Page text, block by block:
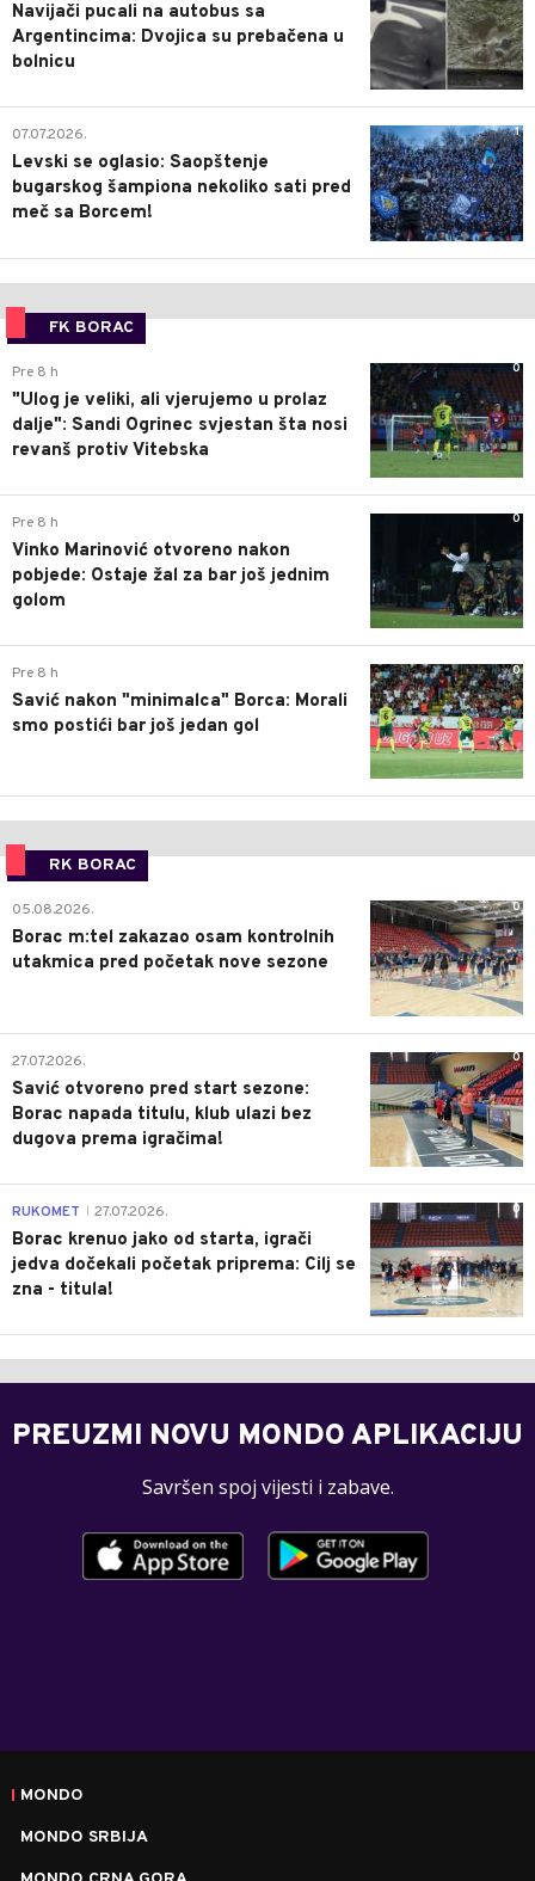
Navijači pucali na autobus sa
Argentincima: Dvojica su prebačena u
bolnicu
1
07.07.2026.
Levski se oglasio: Saopštenje
bugarskog šampiona nekoliko sati pred
meč sa Borcem!
FK BORAC
0
Pre 8 h
"Ulog je veliki, ali vjerujemo u prolaz
dalje": Sandi Ogrinec svjestan šta nosi
revanš protiv Vitebska
0
Pre 8 h
Vinko Marinović otvoreno nakon
pobjede: Ostaje žal za bar još jednim
golom
0
Pre 8 h
Savić nakon "minimalca" Borca: Morali
smo postići bar još jedan gol
RK BORAC
0
05.08.2026.
Borac m:tel zakazao osam kontrolnih
utakmica pred početak nove sezone
0
27.07.2026.
Savić otvoreno pred start sezone:
Borac napada titulu, klub ulazi bez
dugova prema igračima!
0
RUKOMET 27.07.2026.
Borac krenuo jako od starta, igrači
jedva dočekali početak priprema: Cilj se
zna - titula!
PREUZMI NOVU MONDO APLIKACIJU
Savršen spoj vijesti i zabave.
MONDO
MONDO SRBIJA